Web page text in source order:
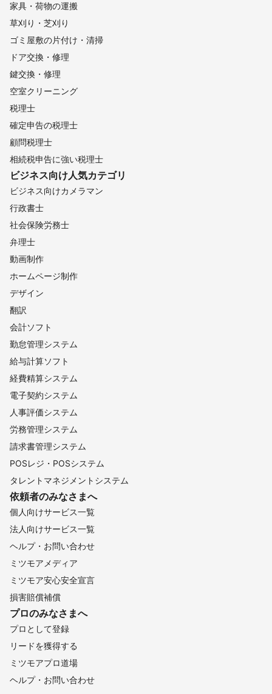
家具・荷物の運搬
草刈り・芝刈り
ゴミ屋敷の片付け・清掃
ドア交換・修理
鍵交換・修理
空室クリーニング
税理士
確定申告の税理士
顧問税理士
相続税申告に強い税理士
ビジネス向け人気カテゴリ
ビジネス向けカメラマン
行政書士
社会保険労務士
弁理士
動画制作
ホームページ制作
デザイン
翻訳
会計ソフト
勤怠管理システム
給与計算ソフト
経費精算システム
電子契約システム
人事評価システム
労務管理システム
請求書管理システム
POSレジ・POSシステム
タレントマネジメントシステム
依頼者のみなさまへ
個人向けサービス一覧
法人向けサービス一覧
ヘルプ・お問い合わせ
ミツモアメディア
ミツモア安心安全宣言
損害賠償補償
プロのみなさまへ
プロとして登録
リードを獲得する
ミツモアプロ道場
ヘルプ・お問い合わせ